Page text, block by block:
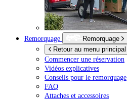
Remorquage
Remorquage
Retour au menu principal
Commencer une réservation
Vidéos explicatives
Conseils pour le remorquage
FAQ
Attaches et accessoires